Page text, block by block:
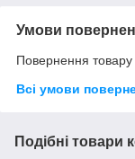
Умови
Повернення
Всі умови
Подібні товари